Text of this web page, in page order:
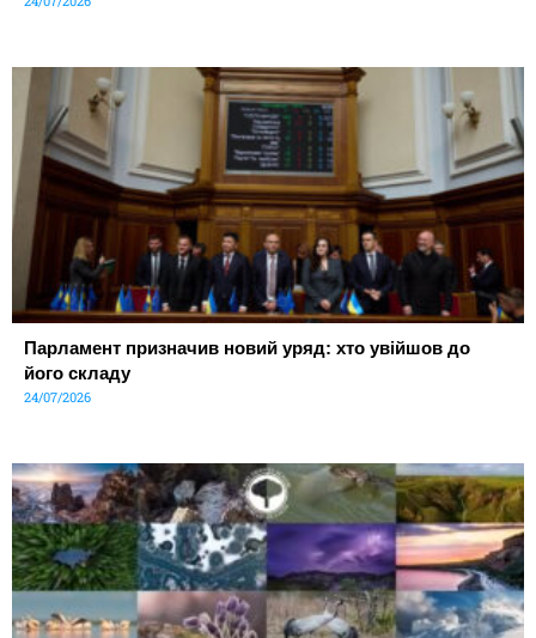
Парламент призначив новий уряд: хто увійшов до
його складу
24/07/2026